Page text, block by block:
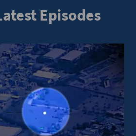
Episodes